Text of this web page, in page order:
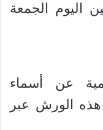
اليوم الجمعة
عن أسماء
هذه الورش عبر